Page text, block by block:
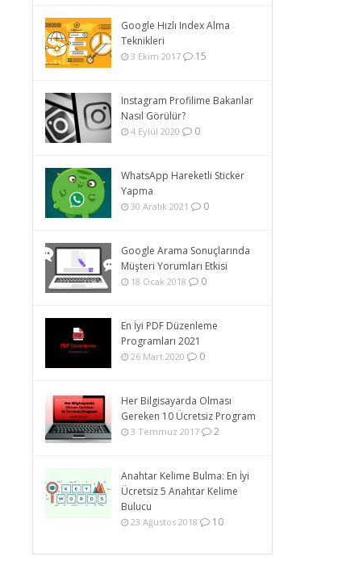
Google Hızlı Index Alma
Teknikleri
3 Ekim 2017 15
Instagram Profilime Bakanlar
Nasıl Görülür?
4 Eylül 2020 0
WhatsApp Hareketli Sticker
Yapma
30 Aralık 2021 0
Google Arama Sonuçlarında
Müşteri Yorumları Etkisi
18 Ocak 2018 0
En İyi PDF Düzenleme
Programları 2021
26 Mart 2020 0
Her Bilgisayarda Olması
Gereken 10 Ücretsiz Program
3 Temmuz 2017 2
Anahtar Kelime Bulma: En İyi
Ücretsiz 5 Anahtar Kelime
Bulucu
23 Ağustos 2018 10